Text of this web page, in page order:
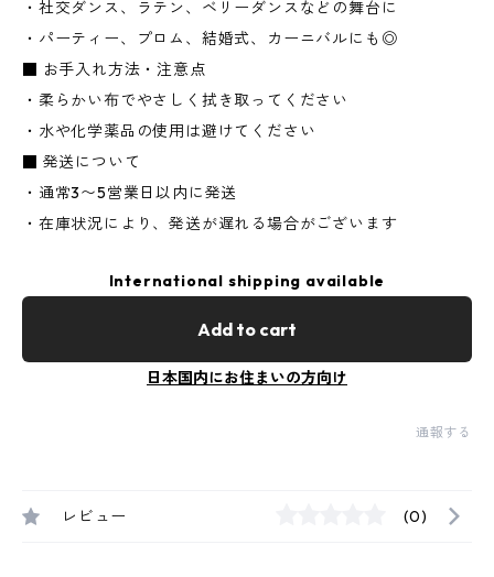
・社交ダンス、ラテン、ベリーダンスなどの舞台に
・パーティー、プロム、結婚式、カーニバルにも◎
■ お手入れ方法・注意点
・柔らかい布でやさしく拭き取ってください
・水や化学薬品の使用は避けてください
■ 発送について
・通常3〜5営業日以内に発送
・在庫状況により、発送が遅れる場合がございます
International shipping available
Add to cart
日本国内にお住まいの方向け
通報する
レビュー (0)